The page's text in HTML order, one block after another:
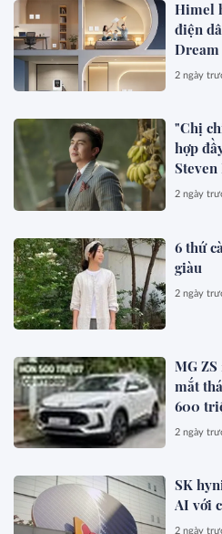
Himel
điện
Dream
2 ngày
"Chị
hợp
Steven
2 ngày
6 thứ
giàu
2 ngày
MG
mắt
600
lanh
2 ngày
SK
AI với
2 ngày